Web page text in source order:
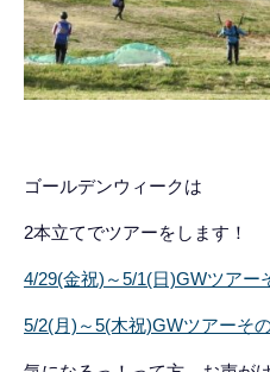
ゴールデンウィークは
2本立てでツアーをします！
4/29(金祝)～5/1(日)GWツアー
5/2(月)～5(木祝)GWツアーそ